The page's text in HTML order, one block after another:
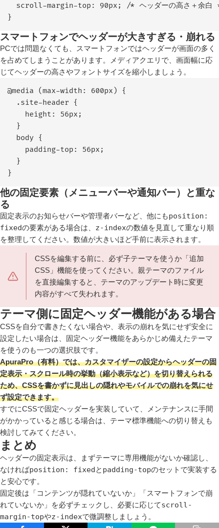
scroll-margin-top: 90px; /* ヘッダーの高さ＋余白
}
スマートフォンでヘッダーが大きすぎる・崩れる
PCでは問題なくても、スマートフォンではヘッダーが画面の多く
を占めてしまうことがあります。メディアクエリで、画面幅に応
じてヘッダーの高さやフォントサイズを縮小しましょう。
@media (max-width: 600px) {
  .site-header {
    height: 56px;
  }
  body {
    padding-top: 56px;
  }
}
他の固定要素（メニューバーや通知バー）と重な
る
固定表示のお知らせバーや管理者バーなど、他にもposition:
fixedの要素がある場合は、 z-indexの数値を見直して重なり順
を整理してください。数値が大きいほど手前に表示されます。
CSSを編集する前に、必ず子テーマを使うか「追加
CSS」機能を使ってください。親テーマのファイル
を直接編集すると、テーマのアップデート時に変更
内容がすべて失われます。
テーマ側に固定ヘッダー機能がある場合
CSSを自分で書きたくない場合や、表示の崩れを気にせず安全に
設定したい場合は、固定ヘッダー機能をあらかじめ備えたテーマ
を使うのも一つの選択肢です。
ApuraPro（有料）では、カスタマイザーの設定からヘッダーの固
定表示・スクロール時の挙動（縮小表示など）を切り替えられる
ため、CSSを書かずに見出しの隠れやモバイルでの崩れを気にせ
ず設定できます。
すでにCSSで固定ヘッダーを実装していて、メンテナンスに手間
がかかっていると感じる場合は、テーマ標準機能への切り替えも
検討してみてください。
まとめ
ヘッダーの固定表示は、まずテーマに専用機能がないか確認し、
なければposition: fixedと padding-topのセットで実装する
と安心です。
固定後は「コンテンツが隠れていないか」「スマートフォンで崩
れていないか」を必ずチェックし、必要に応じてscroll-
margin-topやz-indexで微調整しましょう。